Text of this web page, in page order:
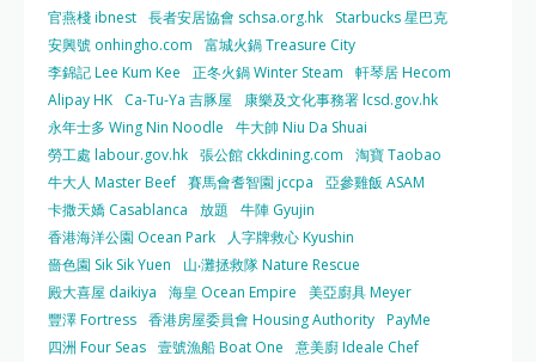
官燕棧 ibnest 長者安居協會 schsa.org.hk
Starbucks 星巴克
安興號 onhingho.com
富城火鍋 Treasure City
李錦記 Lee Kum Kee
正冬火鍋 Winter Steam
軒琴居 Hecom
Alipay HK
Ca-Tu-Ya 吉豚屋
康樂及文化事務署 lcsd.gov.hk
永年士多 Wing Nin Noodle
牛大帥 Niu Da Shuai
勞工處 labour.gov.hk 張公館 ckkdining.com
淘寶 Taobao
牛大人 Master Beef 賽馬會耆智園 jccpa
亞參雞飯 ASAM
卡撒天嬌 Casablanca
放題
牛陣 Gyujin
香港海洋公園 Ocean Park
人字牌救心 Kyushin
嗇色園 Sik Sik Yuen
山‧灘拯救隊 Nature Rescue
殿大喜屋 daikiya
海皇 Ocean Empire
美亞廚具 Meyer
豐澤 Fortress 香港房屋委員會 Housing Authority PayMe
四洲 Four Seas 壹號漁船 Boat One
意美廚 Ideale Chef